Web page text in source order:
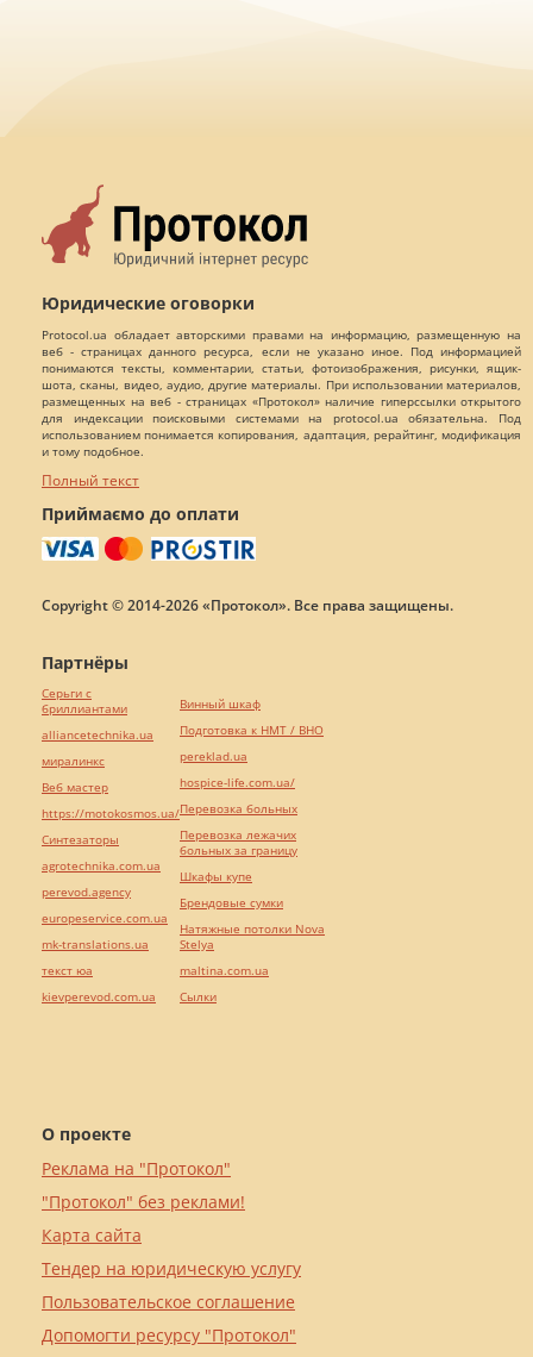
Юридические оговорки
Protocol.ua обладает авторскими правами на информацию, размещенную на
веб - страницах данного ресурса, если не указано иное. Под информацией
понимаются тексты, комментарии, статьи, фотоизображения, рисунки, ящик-
шота, сканы, видео, аудио, другие материалы. При использовании материалов,
размещенных на веб - страницах «Протокол» наличие гиперссылки открытого
для индексации поисковыми системами на protocol.ua обязательна. Под
использованием понимается копирования, адаптация, рерайтинг, модификация
и тому подобное.
Полный текст
Приймаємо до оплати
Copyright © 2014-2026 «Протокол». Все права защищены.
О проекте
Реклама на "Протокол"
"Протокол" без реклами!
Карта сайта
Тендер на юридическую услугу
Пользовательское соглашение
Допомогти ресурсу "Протокол"
Партнёры
Серьги с
бриллиантами
alliancetechnika.ua
миралинкс
Веб мастер
https://motokosmos.ua/
Синтезаторы
agrotechnika.com.ua
perevod.agency
europeservice.com.ua
mk-translations.ua
текст юа
kievperevod.com.ua
Винный шкаф
Подготовка к НМТ / ВНО
pereklad.ua
hospice-life.com.ua/
Перевозка больных
Перевозка лежачих
больных за границу
Шкафы купе
Брендовые сумки
Натяжные потолки Nova
Stelya
maltina.com.ua
Cылки